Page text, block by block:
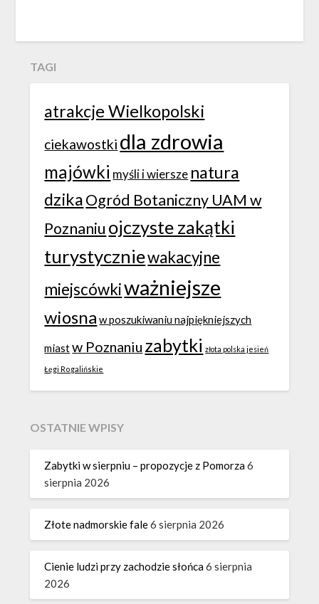
TAGI
atrakcje Wielkopolski
ciekawostki dla zdrowia
majówki myśli i wiersze natura
dzikaOgród Botaniczny UAM w
Poznaniu ojczyste zakątki
turystyczniewakacyjne
miejscówkiważniejsze
wiosna w poszukiwaniu najpiękniejszych
miastw Poznaniu zabytki złota polska jesień
Łęgi Rogalińskie
OSTATNIE WPISY
Zabytki w sierpniu – propozycje z Pomorza6
sierpnia 2026
Złote nadmorskie fale6 sierpnia 2026
Cienie ludzi przy zachodzie słońca6 sierpnia
2026